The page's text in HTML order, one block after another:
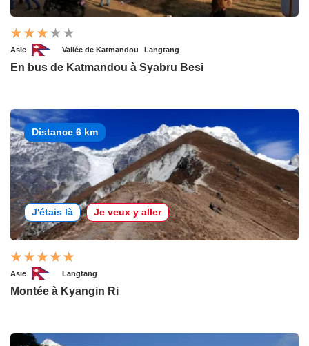
Asie Vallée de Katmandou Langtang
En bus de Katmandou à Syabru Besi
Distance 6 km
J'étais là Je veux y aller
Asie Langtang
Montée à Kyangin Ri